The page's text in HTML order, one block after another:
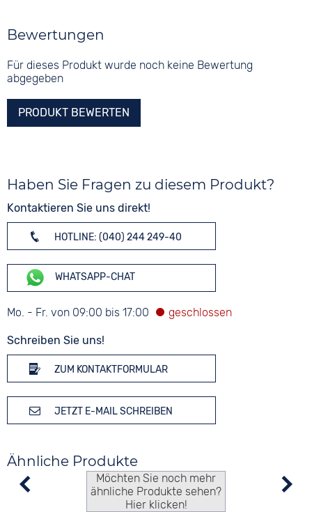
Bewertungen
Für dieses Produkt wurde noch keine Bewertung
abgegeben
PRODUKT BEWERTEN
Haben Sie Fragen zu diesem Produkt?
Kontaktieren Sie uns direkt!
HOTLINE: (040) 244 249-40
WHATSAPP-CHAT
Mo. - Fr. von 09:00 bis 17:00
Schreiben Sie uns!
ZUM KONTAKTFORMULAR
JETZT E-MAIL SCHREIBEN
Ähnliche Produkte
Möchten Sie noch mehr
ähnliche Produkte sehen?
Hier klicken!